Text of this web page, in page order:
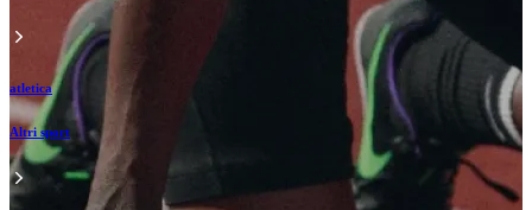
atletica
Altri sport